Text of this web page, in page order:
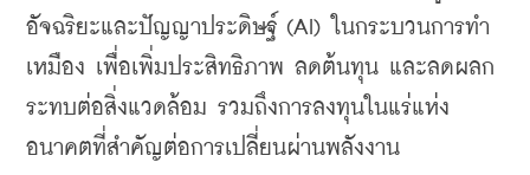
อัจฉริยะและปัญญาประดิษฐ์ (AI) ในกระบวนการทำ
เหมือง เพื่อเพิ่มประสิทธิภาพ ลดต้นทุน และลดผลก
ระทบต่อสิ่งแวดล้อม รวมถึงการลงทุนในแร่แห่ง
อนาคตที่สำคัญต่อการเปลี่ยนผ่านพลังงาน